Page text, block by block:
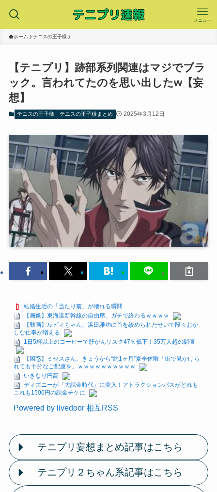
メニュー
ホーム テニスの王子様
【テニプリ】跡部系列関連はマジでブラ
ック。言われてたのを思い出したw【妄
想】
テニスの王子様 テニスの王子様まとめ 2025年3月12日
結婚生活の「当たり前」が壊れる瞬間
【画像】東海道新幹線の自由席、ガチで終わるｗｗｗｗ
【動画】ルビィちゃん、浜田雅功に首を絞められたせいで段々おか
しな仕事が増える
1日5杯以上のコーヒーで肝がんリスク47％低下！35万人超の調査
【困惑】ミセスさん、きょうから“約1ヶ月”夏季休暇「街で見かけら
れても十分なご配慮を」ｗｗｗｗｗｗｗｗｗｗ
いきなり円高
ディズニーが「大課金時代」に突入！アトラクションパスがどれも
これも1500円の課金チケに
Powered by livedoor 相互RSS
テニプリ妄想まとめ記事はこちら
テニプリ２ちゃん系記事はこちら